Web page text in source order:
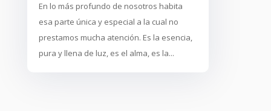
En lo más profundo de nosotros habita
esa parte única y especial a la cual no
prestamos mucha atención. Es la esencia,
pura y llena de luz, es el alma, es la...